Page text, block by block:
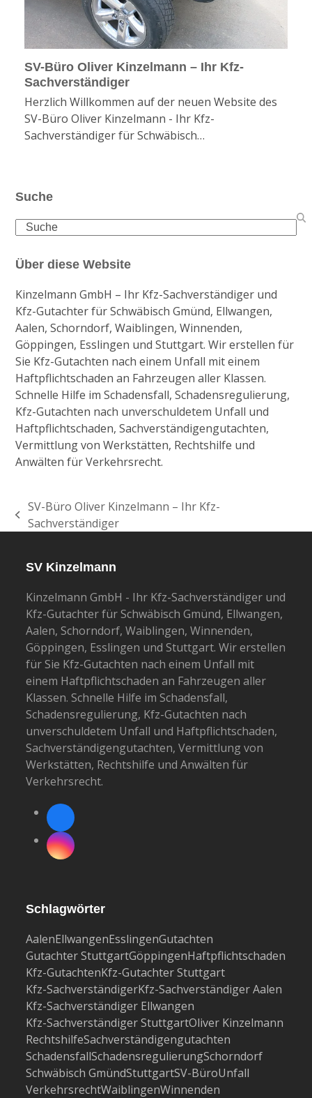
SV-Büro Oliver Kinzelmann – Ihr Kfz-
Sachverständiger
Herzlich Willkommen auf der neuen Website des
SV-Büro Oliver Kinzelmann - Ihr Kfz-
Sachverständiger für Schwäbisch…
Suche
Search
Über diese Website
Kinzelmann GmbH – Ihr Kfz-Sachverständiger und
Kfz-Gutachter für Schwäbisch Gmünd, Ellwangen,
Aalen, Schorndorf, Waiblingen, Winnenden,
Göppingen, Esslingen und Stuttgart. Wir erstellen für
Sie Kfz-Gutachten nach einem Unfall mit einem
Haftpflichtschaden an Fahrzeugen aller Klassen.
Schnelle Hilfe im Schadensfall, Schadensregulierung,
Kfz-Gutachten nach unverschuldetem Unfall und
Haftpflichtschaden, Sachverständigengutachten,
Vermittlung von Werkstätten, Rechtshilfe und
Anwälten für Verkehrsrecht.
vorheriger
SV-Büro Oliver Kinzelmann – Ihr Kfz-
Sachverständiger
SV Kinzelmann
Kinzelmann GmbH - Ihr Kfz-Sachverständiger und
Kfz-Gutachter für Schwäbisch Gmünd, Ellwangen,
Aalen, Schorndorf, Waiblingen, Winnenden,
Göppingen, Esslingen und Stuttgart. Wir erstellen
für Sie Kfz-Gutachten nach einem Unfall mit
einem Haftpflichtschaden an Fahrzeugen aller
Klassen. Schnelle Hilfe im Schadensfall,
Schadensregulierung, Kfz-Gutachten nach
unverschuldetem Unfall und Haftpflichtschaden,
Sachverständigengutachten, Vermittlung von
Werkstätten, Rechtshilfe und Anwälten für
Verkehrsrecht.
Facebook
Instagram
Schlagwörter
AalenEllwangenEsslingenGutachten
Gutachter StuttgartGöppingenHaftpflichtschaden
Kfz-GutachtenKfz-Gutachter Stuttgart
Kfz-SachverständigerKfz-Sachverständiger Aalen
Kfz-Sachverständiger Ellwangen
Kfz-Sachverständiger StuttgartOliver Kinzelmann
RechtshilfeSachverständigengutachten
SchadensfallSchadensregulierungSchorndorf
Schwäbisch GmündStuttgartSV-BüroUnfall
VerkehrsrechtWaiblingenWinnenden